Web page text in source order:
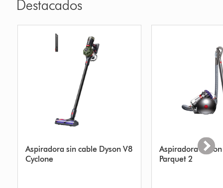
Destacados
Aspiradora sin cable Dyson V8
Cyclone
Aspiradora
Parquet 2